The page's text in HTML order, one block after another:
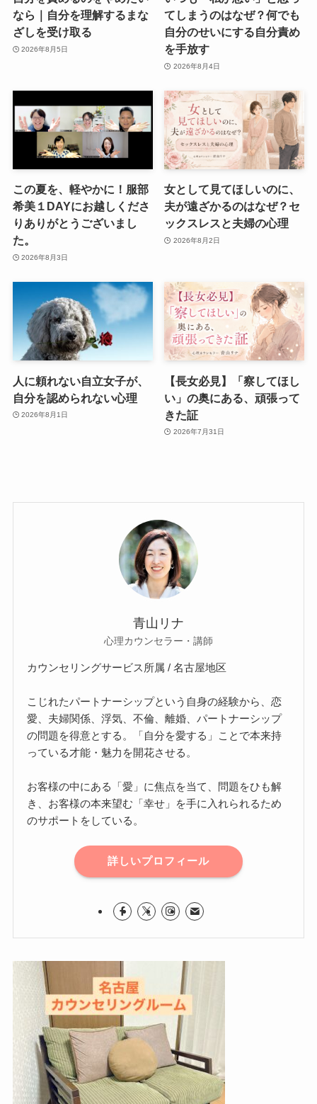
なら｜自分を理解するまな
ざしを受け取る
2026年8月5日
てしまうのはなぜ？何でも
自分のせいにする自分責め
を手放す
2026年8月4日
この夏を、軽やかに！服部
希美１DAYにお越しくださ
りありがとうございまし
た。
2026年8月3日
女として見てほしいのに、
夫が遠ざかるのはなぜ？セ
ックスレスと夫婦の心理
2026年8月2日
人に頼れない自立女子が、
自分を認められない心理
2026年8月1日
【長女必見】「察してほし
い」の奥にある、頑張って
きた証
2026年7月31日
青山リナ
心理カウンセラー・講師
カウンセリングサービス所属 / 名古屋地区
こじれたパートナーシップという自身の経験から、恋
愛、夫婦関係、浮気、不倫、離婚、パートナーシップ
の問題を得意とする。「自分を愛する」ことで本来持
っている才能・魅力を開花させる。
お客様の中にある「愛」に焦点を当て、問題をひも解
き、お客様の本来望む「幸せ」を手に入れられるため
のサポートをしている。
詳しいプロフィール